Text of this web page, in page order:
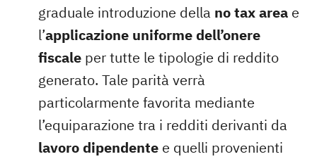
graduale introduzione della no tax area e
l’applicazione uniforme dell’onere
fiscale per tutte le tipologie di reddito
generato. Tale parità verrà
particolarmente favorita mediante
l’equiparazione tra i redditi derivanti da
lavoro dipendente e quelli provenienti